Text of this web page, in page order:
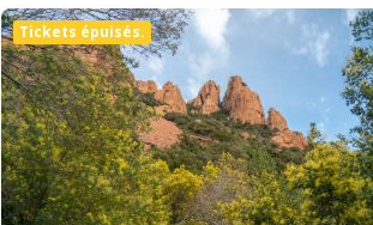
Tickets épuisés.